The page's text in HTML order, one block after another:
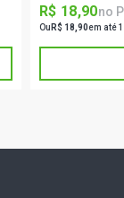
R$ 18,90no
Ou R$ 18,90em até